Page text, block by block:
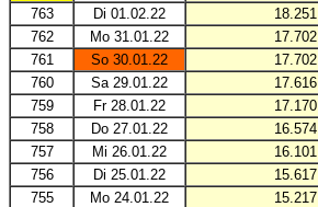
763
Di 01.02.22 18.251
762
Mo 31.01.22 17.702
761
So 30.01.22 17.702
760
Sa 29.01.22 17.616
759
Fr 28.01.22 17.170
758
Do 27.01.22 16.574
757
Mi 26.01.22 16.101
756
Di 25.01.22 15.617
755
Mo 24.01.22 15.217